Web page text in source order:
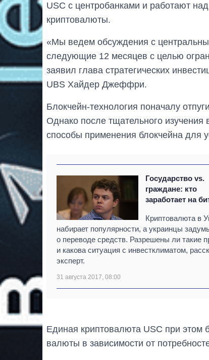
USC с центробанками и работают
криптовалюты.
«Мы ведем обсуждения с
следующие 12 месяцев с целью
заявил глава стратегических
UBS Хайдер Джеффри.
Блокчейн-технология поначалу
Однако после тщательного
способы применения блокчейна для
Государство vs.
граждане: кто
заработает на
Криптовалюта в
набирает популярности, а украинцы
о переводе средств. Разрешены ли такие
и какова ситуация с инвестклиматом,
эксперт.
31 августа 2017, 08:00
Единая криптовалюта USC при этом
валюты в зависимости от